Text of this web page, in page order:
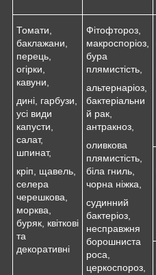
Томати,
баклажани,
перець,
огірки,
кавуни,
дині, гарбузи,
усі види
капусти,
салат,
шпинат,
кріп, щавель,
селера
черешкова,
морква,
буряк, квіткові
та
декоративні
Фітофтороз,
макроспоріоз,
бура
плямистість,
альтернаріоз,
бактеріальни
й рак,
антракноз,
оливкова
плямистість,
біла гниль,
чорна ніжка,
судинний
бактеріоз,
несправжня
борошниста
роса,
церкоспороз,